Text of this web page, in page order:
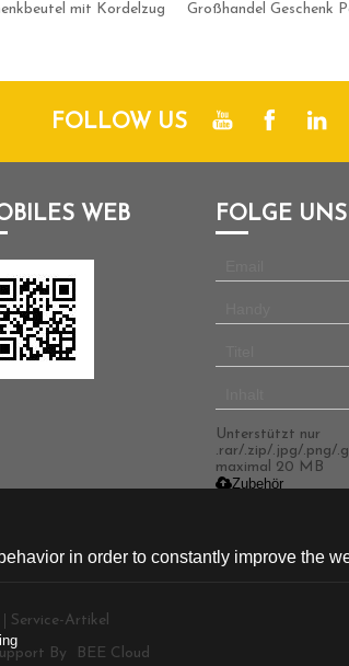
mit Kordelzug
Großhandel Geschenk
WEB FOLGE UNS
Unterstützt nur
.rar/.zip/.jpg/.png/
maximal 20 MB
Zubehör
Service-Artikel
By BEE Cloud
in order to constantly improve the